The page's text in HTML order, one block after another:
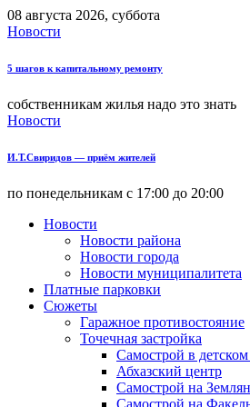
08 августа 2026, суббота
Новости
5 шагов к капитальному ремонту
собственникам жилья надо это знать
Новости
И.Т.Свиридов — приём жителей
по понедельникам с 17:00 до 20:00
Новости
Новости района
Новости города
Новости муниципалитета
Платные парковки
Сюжеты
Гаражное противостояние
Точечная застройка
Самострой в
Абхазский центр
Самострой на
Самострой на